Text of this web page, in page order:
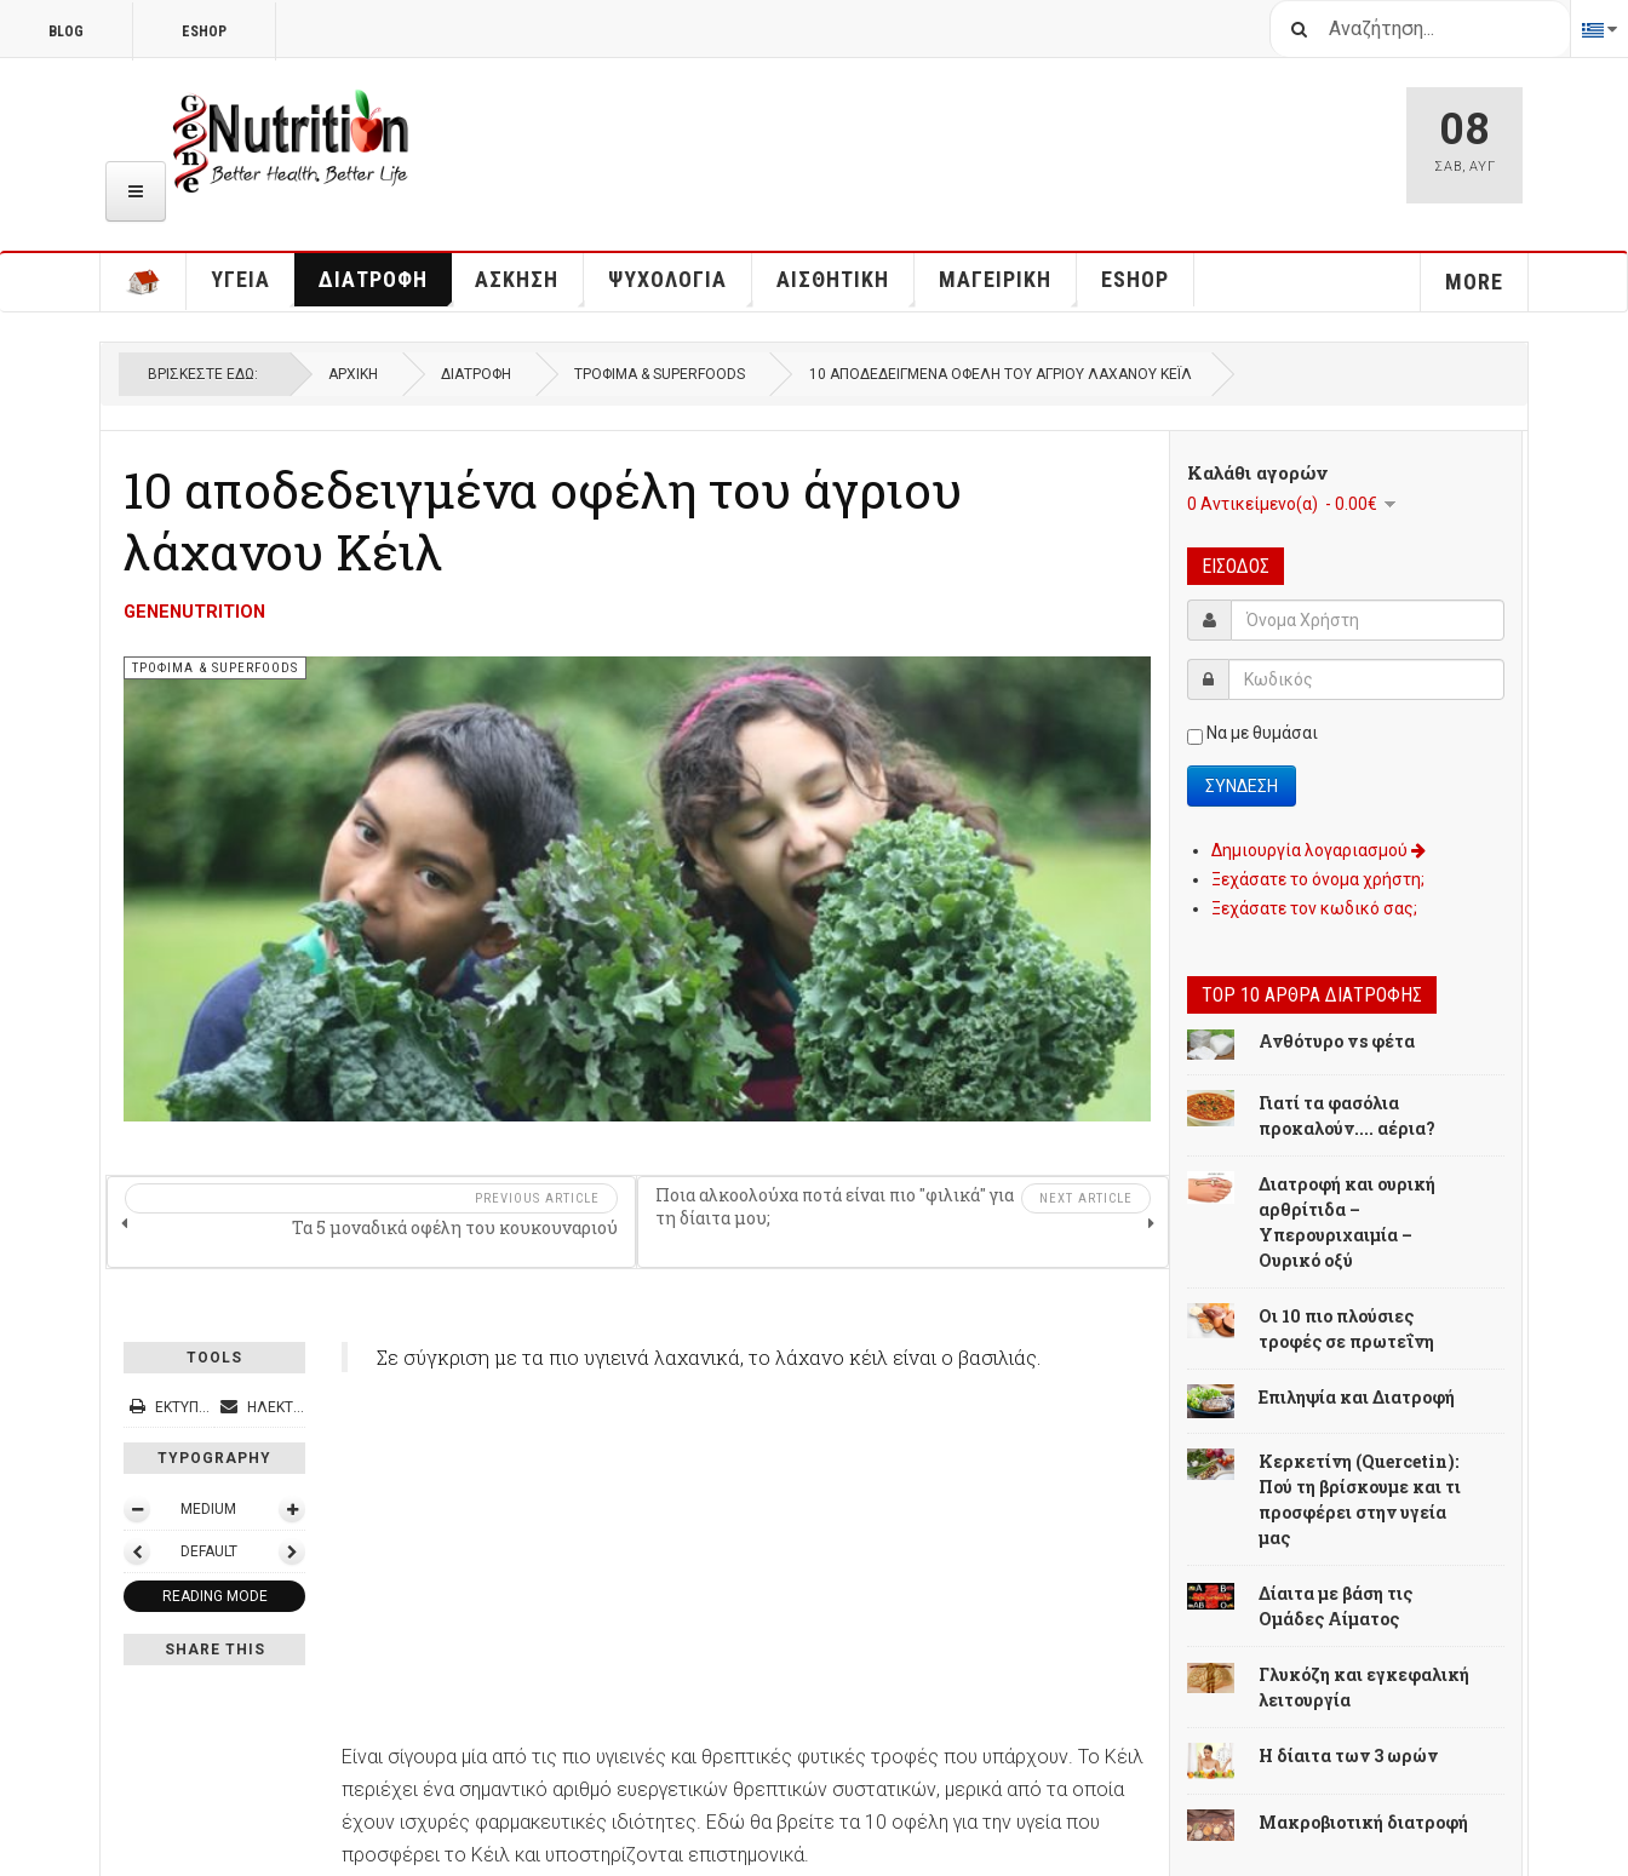
BLOG ESHOP
08
ΣΑΒ, ΑΥΓ
ΥΓΕΊΑ ΔΙΑΤΡΟΦΉ ΆΣΚΗΣΗ ΨΥΧΟΛΟΓΊΑ ΑΙΣΘΗΤΙΚΉ ΜΑΓΕΙΡΙΚΉ MORE
ESHOP
ΒΡΊΣΚΕΣΤΕ ΕΔΏ: ΑΡΧΙΚΉ ΔΙΑΤΡΟΦΉ ΤΡΌΦΙΜΑ & SUPERFOODS 10 ΑΠΟΔΕΔΕΙΓΜΈΝΑ ΟΦΈΛΗ ΤΟΥ ΆΓΡΙΟΥ ΛΆΧΑΝΟΥ ΚΈΙΛ
10 αποδεδειγμένα οφέλη του άγριου
λάχανου Κέιλ
GENENUTRITION
ΤΡΌΦΙΜΑ & SUPERFOODS
PREVIOUS ARTICLE
Τα 5 μοναδικά οφέλη του κουκουναριού
NEXT ARTICLE
Ποια αλκοολούχα ποτά είναι πιο ''φιλικά'' για
τη δίαιτα μου;
TOOLS
ΕΚΤΎΠΩΣΗ ΗΛΕΚΤΡΟΝΙΚΌ ΤΑΧΥΔΡΟΜΕΊΟ
TYPOGRAPHY
MEDIUM
DEFAULT
READING MODE
SHARE THIS
Σε σύγκριση με τα πιο υγιεινά λαχανικά, το λάχανο κέιλ είναι ο βασιλιάς.
Είναι σίγουρα μία από τις πιο υγιεινές και θρεπτικές φυτικές τροφές που υπάρχουν. Το Κέιλ
περιέχει ένα σημαντικό αριθμό ευεργετικών θρεπτικών συστατικών, μερικά από τα οποία
έχουν ισχυρές φαρμακευτικές ιδιότητες. Εδώ θα βρείτε τα 10 οφέλη για την υγεία που
προσφέρει το Κέιλ και υποστηρίζονται επιστημονικά.
Καλάθι αγορών
0 Αντικείμενο(α) - 0.00€
ΕΊΣΟΔΟΣ
Να με θυμάσαι
Δημιουργία λογαριασμού
Ξεχάσατε το όνομα χρήστη;
Ξεχάσατε τον κωδικό σας;
TOP 10 ΆΡΘΡΑ ΔΙΑΤΡΟΦΉΣ
Ανθότυρο vs φέτα
Γιατί τα φασόλια
προκαλούν.... αέρια?
Διατροφή και ουρική
αρθρίτιδα –
Υπερουριχαιμία –
Ουρικό οξύ
Οι 10 πιο πλούσιες
τροφές σε πρωτεΐνη
Επιληψία και Διατροφή
Κερκετίνη (Quercetin):
Πού τη βρίσκουμε και τι
προσφέρει στην υγεία
μας
Δίαιτα με βάση τις
Ομάδες Αίματος
Γλυκόζη και εγκεφαλική
λειτουργία
Η δίαιτα των 3 ωρών
Μακροβιοτική διατροφή